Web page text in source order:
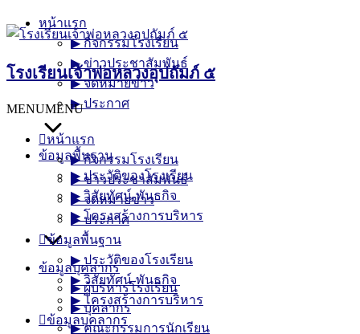
Skip
to
โรงเรียนเจ้าพ่อหลวงอุปถัมภ์ ๕
MENUMENU
หน้าแรก
▶︎ กิจกรรมโรงเรียน
▶︎ ข่าวประชาสัมพันธ์
▶︎ จดหมายข่าว
▶︎ ประกาศ
ข้อมูลพื้นฐาน
▶︎ ประวัติของโรงเรียน
▶︎ วิสัยทัศน์-พันธกิจ
▶︎ โครงสร้างการบริหาร
ข้อมูลบุคลากร
หน้าแรก
▶︎ กิจกรรมโรงเรียน
▶︎ ข่าวประชาสัมพันธ์
▶︎ จดหมายข่าว
▶︎ ประกาศ
ข้อมูลพื้นฐาน
▶︎ ประวัติของโรงเรียน
▶︎ วิสัยทัศน์-พันธกิจ
▶︎ โครงสร้างการบริหาร
ข้อมูลบุคลากร
▶︎ ผู้บริหารโรงเรียน
▶︎ บุคลากร
▶︎ คณะกรรมการนักเรียน